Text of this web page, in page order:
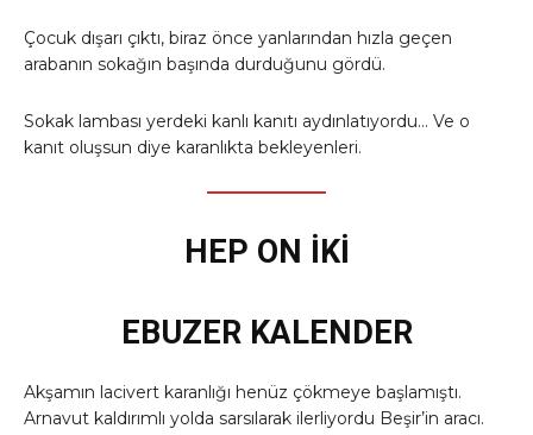
Çocuk dışarı çıktı, biraz önce yanlarından hızla geçen
arabanın sokağın başında durduğunu gördü.
Sokak lambası yerdeki kanlı kanıtı aydınlatıyordu… Ve o
kanıt oluşsun diye karanlıkta bekleyenleri.
HEP ON İKİ
EBUZER KALENDER
Akşamın lacivert karanlığı henüz çökmeye başlamıştı.
Arnavut kaldırımlı yolda sarsılarak ilerliyordu Beşir’in aracı.